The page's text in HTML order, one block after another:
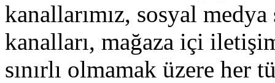
kanallarımız, sosyal
kanalları, mağaza içi
sınırlı olmamak üzere her